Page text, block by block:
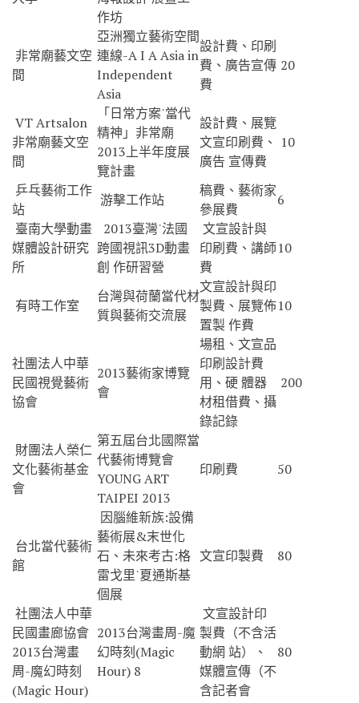
作坊
非常廟藝文空
間
亞洲獨立藝術空間
連線-A I A Asia in
Independent
Asia
設計費、印刷
費、廣告宣傳
費
20
VT Artsalon
非常廟藝文空
間
「日常方案˙當代
精神」非常廟
2013上半年度展
覽計畫
設計費、展覽
文宣印刷費、
廣告 宣傳費
10
乒乓藝術工作
站
游擊工作站
稿費、藝術家
參展費
6
臺南大學動畫
媒體設計研究
所
2013臺灣˙法國
跨國視訊3D動畫
創 作研習營
文宣設計與
印刷費、講師
費
10
有時工作室
台灣與荷蘭當代材
質與藝術交流展
文宣設計與印
製費、展覽佈
置製 作費
10
社團法人中華
民國視覺藝術
協會
2013藝術家博覽
會
場租、文宣品
印刷設計費
用、硬 體器
材租借費、攝
錄記錄
200
財團法人榮仁
文化藝術基金
會
第五屆台北國際當
代藝術博覽會
YOUNG ART
TAIPEI 2013
印刷費 50
台北當代藝術
館
因腦維新族:設備
藝術展&末世化
石、未來考古:格
雷戈里˙夏通斯基
個展
文宣印製費 80
社團法人中華
民國畫廊協會
2013台灣畫
周-魔幻時刻
(Magic Hour)
2013台灣畫周-魔
幻時刻(Magic
Hour) 8
文宣設計印
製費（不含活
動網 站）、
媒體宣傳（不
含記者會
80